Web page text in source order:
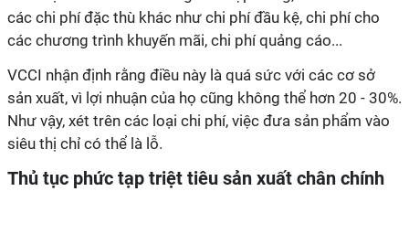
các chi phí đặc thù khác như chi phí đầu kệ, chi phí cho
các chương trình khuyến mãi, chi phí quảng cáo...
VCCI nhận định rằng điều này là quá sức với các cơ sở
sản xuất, vì lợi nhuận của họ cũng không thể hơn 20 - 30%.
Như vậy, xét trên các loại chi phí, việc đưa sản phẩm vào
siêu thị chỉ có thể là lỗ.
Thủ tục phức tạp triệt tiêu sản xuất chân chính